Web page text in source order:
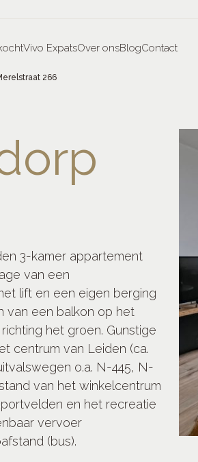
Vivo ExpatsOver onsBlogContact
266
3-kamer appartement
van een
lift en een eigen berging
van een balkon op het
het groen. Gunstige
centrum van Leiden (ca.
o.a. N-445, N-
van het winkelcentrum
en het recreatie
vervoer
(bus).